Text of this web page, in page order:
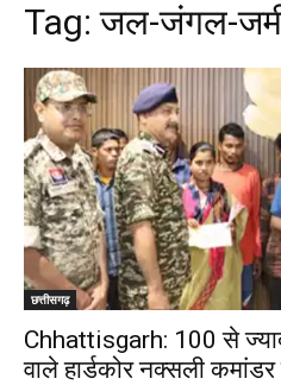
Tag:जल-जंगल-
छत्तीसगढ़
Chhattisgarh: 100 से
वाले हार्डकोर नक्सली